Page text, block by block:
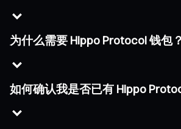
为什么需要 Hippo Protocol 钱包？
如何确认我是否已有 Hippo